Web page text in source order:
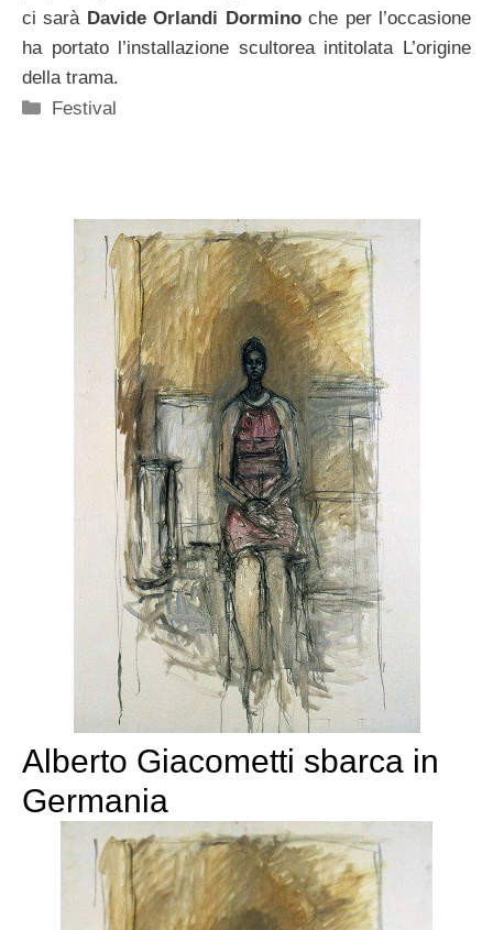
ci sarà Davide Orlandi Dorminoche per l’occasione
ha portato l’installazione scultorea intitolata L’origine
della trama.
Categorie
Festival
Alberto Giacometti sbarca in
Germania